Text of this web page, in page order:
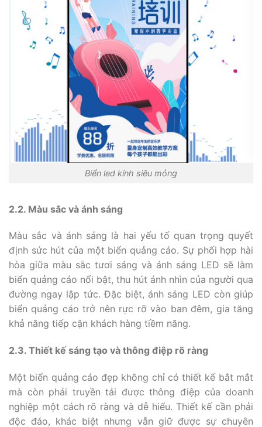
Biển led kính siêu mỏng
2.2. Màu sắc và ánh sáng
Màu sắc và ánh sáng là hai yếu tố quan trọng quyết
định sức hút của một biển quảng cáo. Sự phối hợp hài
hòa giữa màu sắc tươi sáng và ánh sáng LED sẽ làm
biển quảng cáo nổi bật, thu hút ánh nhìn của người qua
đường ngay lập tức. Đặc biệt, ánh sáng LED còn giúp
biển quảng cáo trở nên rực rỡ vào ban đêm, gia tăng
khả năng tiếp cận khách hàng tiềm năng.
2.3. Thiết kế sáng tạo và thông điệp rõ ràng
Một biển quảng cáo đẹp không chỉ có thiết kế bắt mắt
mà còn phải truyền tải được thông điệp của doanh
nghiệp một cách rõ ràng và dễ hiểu. Thiết kế cần phải
độc đáo, khác biệt nhưng vẫn giữ được sự chuyên